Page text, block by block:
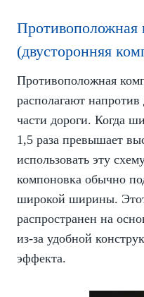
Противоположная
(двусторонняя
Противоположная
располагают напротив
части дороги. Когда
1,5 раза превышает
использовать эту
компоновка обычно
широкой ширины.
распространен на
из-за удобной
эффекта.